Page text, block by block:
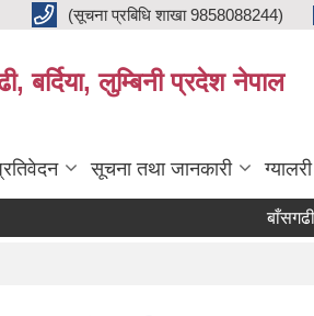
(सूचना प्रबिधि शाखा 9858088244)
बर्दिया, लुम्बिनी प्रदेश नेपाल
सूचना तथा जानकारी ग्यालरी
बाँसगढी